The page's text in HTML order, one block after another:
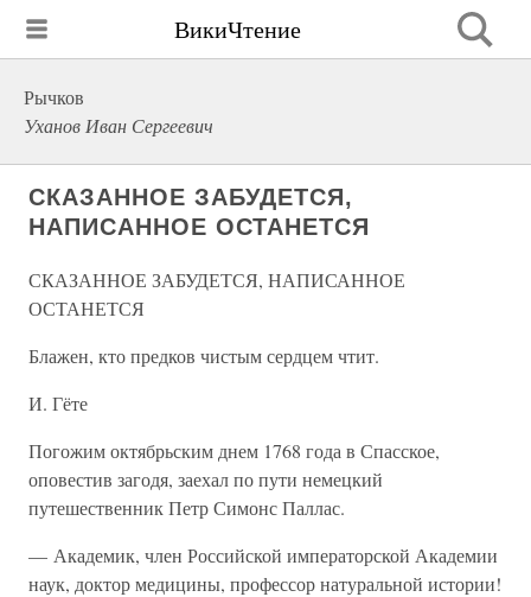
ВикиЧтение
Рычков
Уханов Иван Сергеевич
СКАЗАННОЕ ЗАБУДЕТСЯ,
НАПИСАННОЕ ОСТАНЕТСЯ
СКАЗАННОЕ ЗАБУДЕТСЯ, НАПИСАННОЕ
ОСТАНЕТСЯ
Блажен, кто предков чистым сердцем чтит.
И. Гёте
Погожим октябрьским днем 1768 года в Спасское,
оповестив загодя, заехал по пути немецкий
путешественник Петр Симонс Паллас.
— Академик, член Российской императорской Академии
наук, доктор медицины, профессор натуральной истории!